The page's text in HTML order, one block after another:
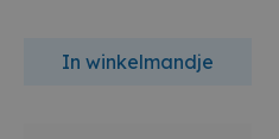
In winkelmandje